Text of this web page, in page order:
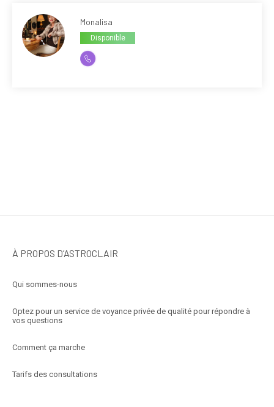
Monalisa
Disponible
À PROPOS D’ASTROCLAIR
Qui sommes-nous
Optez pour un service de voyance privée de qualité pour répondre à
vos questions
Comment ça marche
Tarifs des consultations